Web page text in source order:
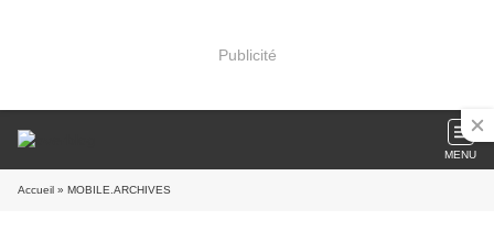
Publicité
MENU
Accueil » MOBILE.ARCHIVES